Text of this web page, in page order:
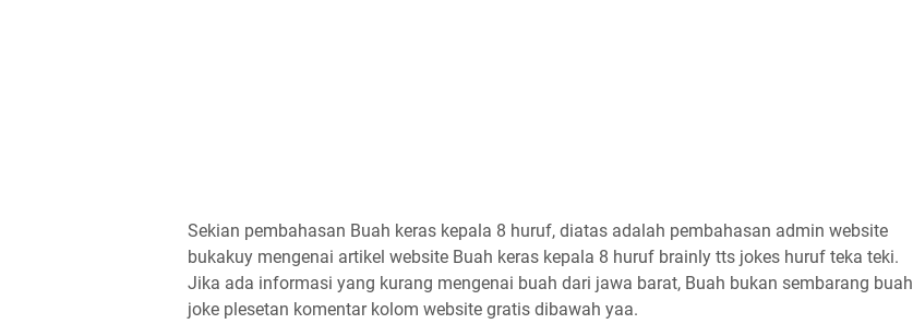
Sekian pembahasan Buah keras kepala 8 huruf, diatas adalah pembahasan admin website
bukakuy mengenai artikel website Buah keras kepala 8 huruf brainly tts jokes huruf teka teki.
Jika ada informasi yang kurang mengenai buah dari jawa barat, Buah bukan sembarang buah
joke plesetan komentar kolom website gratis dibawah yaa.